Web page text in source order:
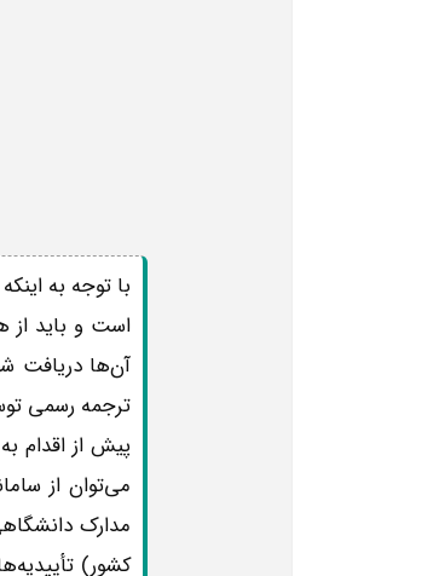
با توجه به
است و باید از
آن‌ها دریافت
ترجمه رسمی
پیش از اقدام
می‌توان از
مدارک
کشور)